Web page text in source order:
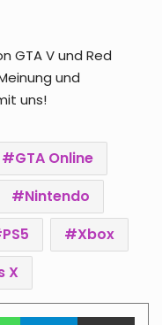
GTA V und Red
und
uns!
GTA Online
Nintendo
PS5
Xbox
X
WhatsAppTelegramTeile per E-Mail